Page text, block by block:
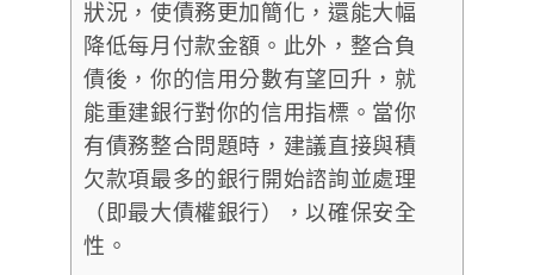
狀況，使債務更加簡化，還能大幅
降低每月付款金額。此外，整合負
債後，你的信用分數有望回升，就
能重建銀行對你的信用指標。當你
有債務整合問題時，建議直接與積
欠款項最多的銀行開始諮詢並處理
（即最大債權銀行），以確保安全
性。